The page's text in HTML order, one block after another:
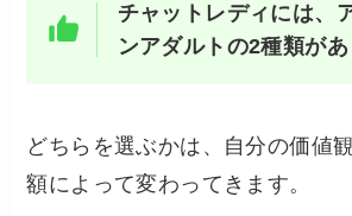
チャットレディには、
ンアダルトの2種類があ
どちらを選ぶかは、自分の価値
額によって変わってきます。